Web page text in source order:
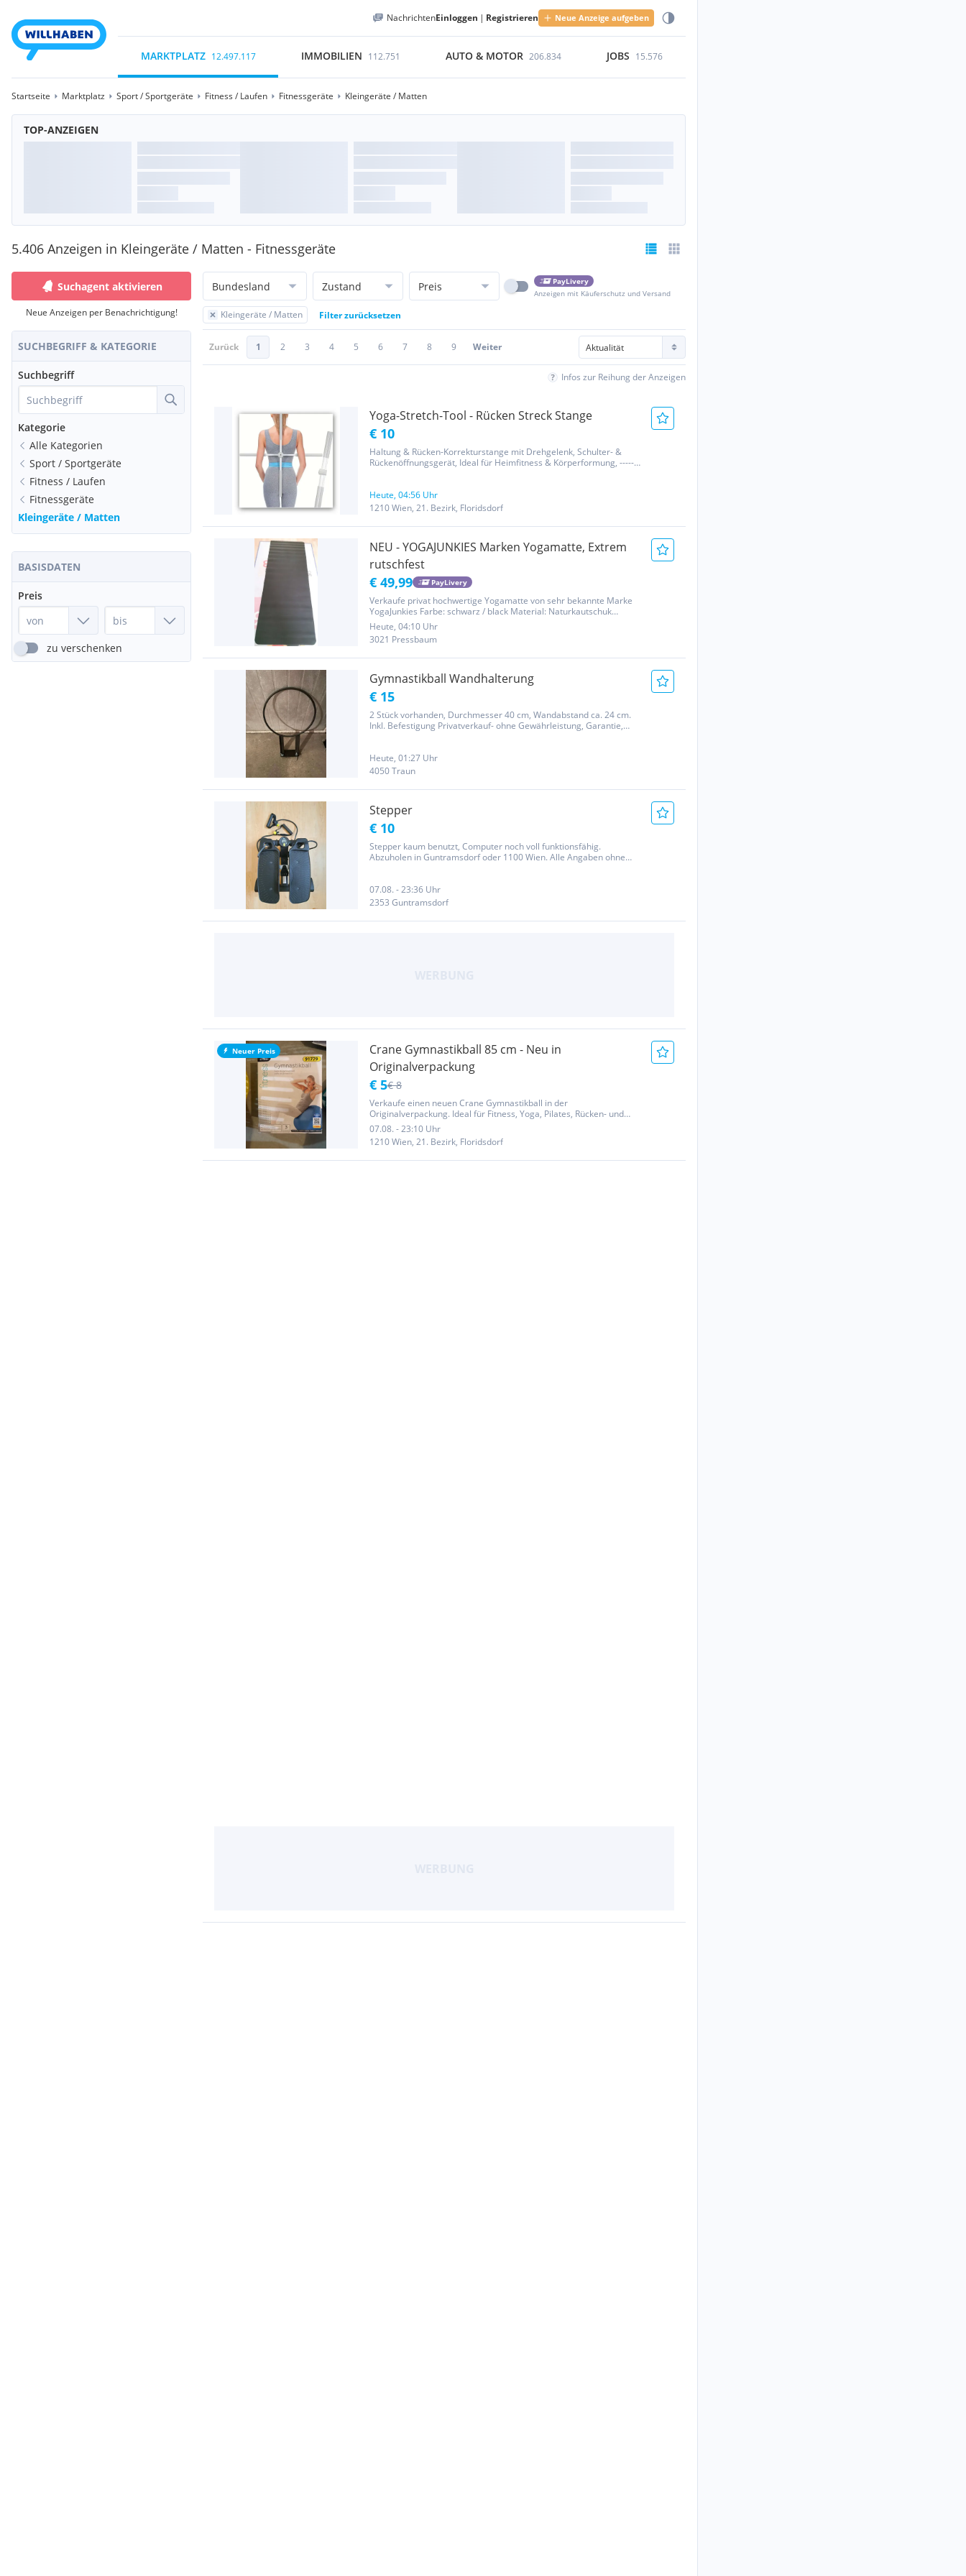
NachrichtenEinloggen | Registrieren Neue Anzeige aufgeben
MARKTPLATZ 12.497.117 IMMOBILIEN 112.751 AUTO & MOTOR 206.834 JOBS 15.576
Startseite Marktplatz Sport / Sportgeräte Fitness / Laufen Fitnessgeräte Kleingeräte / Matten
TOP-ANZEIGEN
5.406 Anzeigen in Kleingeräte / Matten - Fitnessgeräte
Suchagent aktivieren
Neue Anzeigen per Benachrichtigung!
SUCHBEGRIFF & KATEGORIE
Suchbegriff
Kategorie
Alle Kategorien
Sport / Sportgeräte
Fitness / Laufen
Fitnessgeräte
Kleingeräte / Matten
BASISDATEN
Preis
zu verschenken
Bundesland Zustand Preis
PayLivery
Anzeigen mit Käuferschutz und Versand
Kleingeräte / Matten Filter zurücksetzen
Zurück 1 2 3 4 5 6 7 8 9 Weiter
Infos zur Reihung der Anzeigen
Yoga-Stretch-Tool - Rücken Streck Stange
€ 10
Haltung & Rücken-Korrekturstange mit Drehgelenk, Schulter- &
Rückenöffnungsgerät, Ideal für Heimfitness & Körperformung, -------
Heute, 04:56 Uhr
1210 Wien, 21. Bezirk, Floridsdorf
NEU - YOGAJUNKIES Marken Yogamatte, Extrem
rutschfest
€ 49,99 PayLivery
Verkaufe privat hochwertige Yogamatte von sehr bekannte Marke
YogaJunkies Farbe: schwarz / black Material: Naturkautschuk
Extrem rutschfest Abmessung: ca. 183 x 66 cm Dicke ca. 0,5 cm
Gewicht: ca. 2,6 kg Neupreis: ca. 80 EUR Absolut NEUwertiger
Zustand...
Heute, 04:10 Uhr
3021 Pressbaum
Gymnastikball Wandhalterung
€ 15
2 Stück vorhanden, Durchmesser 40 cm, Wandabstand ca. 24 cm.
Inkl. Befestigung Privatverkauf- ohne Gewährleistung, Garantie,
Heute, 01:27 Uhr
4050 Traun
Stepper
€ 10
Stepper kaum benutzt, Computer noch voll funktionsfähig.
Abzuholen in Guntramsdorf oder 1100 Wien. Alle Angaben ohne
07.08. - 23:36 Uhr
2353 Guntramsdorf
Neuer Preis
Crane Gymnastikball 85 cm - Neu in
Originalverpackung
€ 5€ 8
Verkaufe einen neuen Crane Gymnastikball in der
Originalverpackung. Ideal für Fitness, Yoga, Pilates, Rücken- und
Gleichgewichtstraining oder als Sitzball fürs Büro. Details: * Marke:
Crane * Zustand: Neu, originalverpackt * Durchmesser: 85 cm *
Farbe:...
07.08. - 23:10 Uhr
1210 Wien, 21. Bezirk, Floridsdorf